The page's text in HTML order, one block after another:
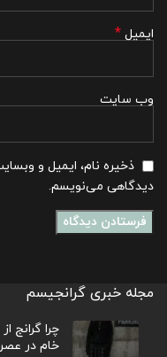
ایمیل *
وب‌ سایت
ذخیره نام، ایمیل و
دیدگاهی می‌نویسم.
مجله خبری گرانجیسم
چرا گرانج
خام در عصر